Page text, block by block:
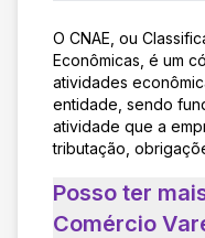
O CNAE, ou
Econômicas, é um
atividades
entidade, sendo
atividade que a
tributação,
Posso ter
Comércio